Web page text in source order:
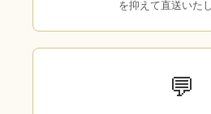
を抑えて直送いた
💬